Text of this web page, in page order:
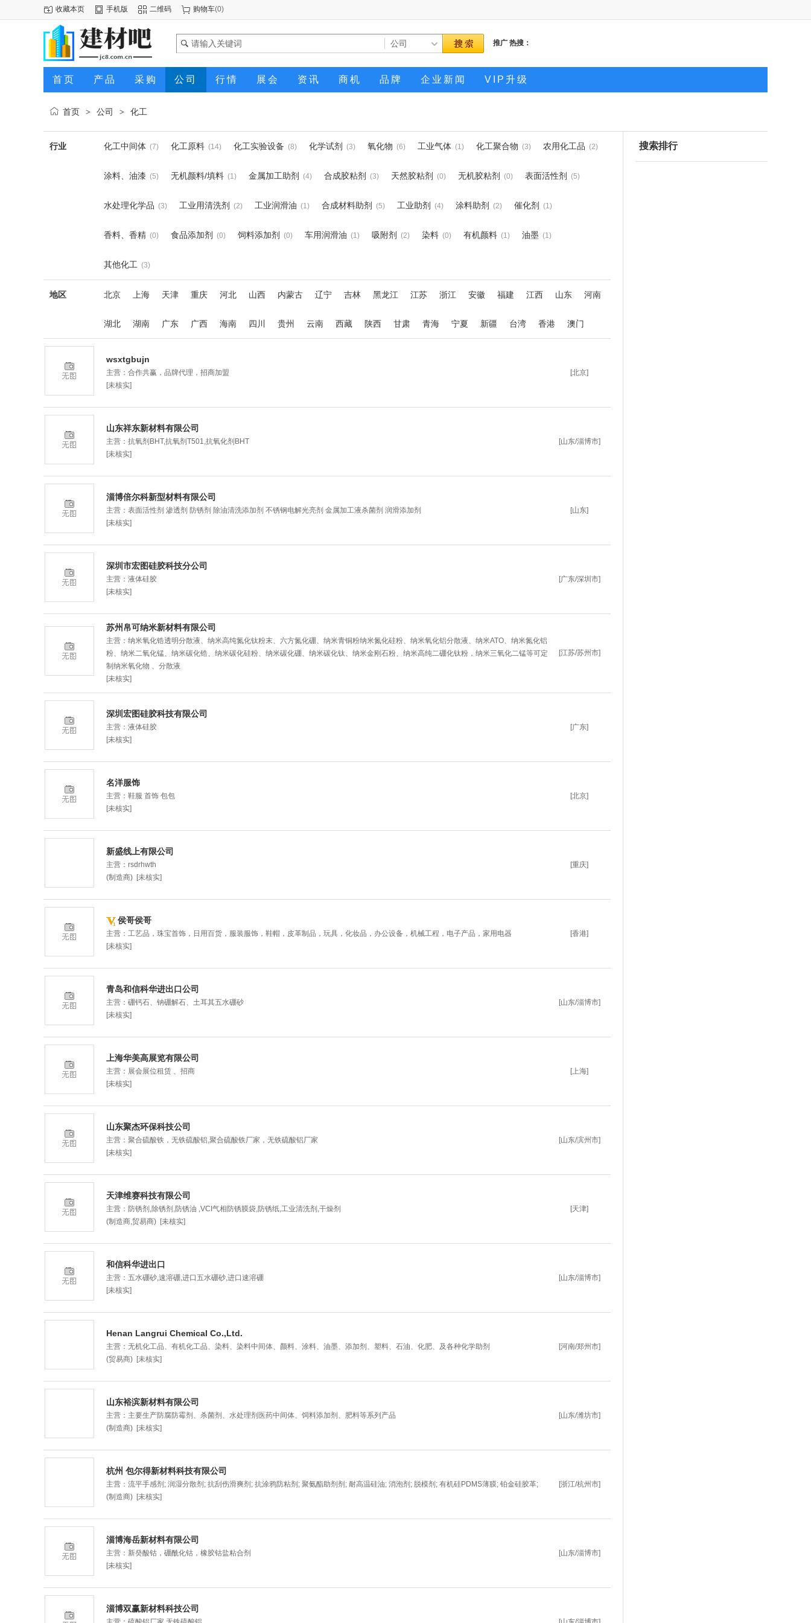
收藏本页 手机版 二维码 购物车(0)
推广 热搜：
首页 产品 采购 公司 行情 展会 资讯 商机 品牌 企业新闻 VIP升级
首页 > 公司 > 化工
行业 化工中间体 (7) 化工原料 (14) 化工实验设备 (8) 化学试剂 (3) 氧化物 (6) 工业气体 (1) 化工聚合物 (3) 农用化工品 (2)
涂料、油漆 (5) 无机颜料/填料 (1) 金属加工助剂 (4) 合成胶粘剂 (3) 天然胶粘剂 (0) 无机胶粘剂 (0) 表面活性剂 (5)
水处理化学品 (3) 工业用清洗剂 (2) 工业润滑油 (1) 合成材料助剂 (5) 工业助剂 (4) 涂料助剂 (2) 催化剂 (1)
香料、香精 (0) 食品添加剂 (0) 饲料添加剂 (0) 车用润滑油 (1) 吸附剂 (2) 染料 (0) 有机颜料 (1) 油墨 (1)
其他化工 (3)
地区 北京 上海 天津 重庆 河北 山西 内蒙古 辽宁 吉林 黑龙江 江苏 浙江 安徽 福建 江西 山东 河南
湖北 湖南 广东 广西 海南 四川 贵州 云南 西藏 陕西 甘肃 青海 宁夏 新疆 台湾 香港 澳门
wsxtgbujn
主营：合作共赢，品牌代理，招商加盟
[未核实]
[北京]
山东祥东新材料有限公司
主营：抗氧剂BHT,抗氧剂T501,抗氧化剂BHT
[未核实]
[山东/淄博市]
淄博倍尔科新型材料有限公司
主营：表面活性剂 渗透剂 防锈剂 除油清洗添加剂 不锈钢电解光亮剂 金属加工液杀菌剂 润滑添加剂
[未核实]
[山东]
深圳市宏图硅胶科技分公司
主营：液体硅胶
[未核实]
[广东/深圳市]
苏州帛可纳米新材料有限公司
主营：纳米氧化锆透明分散液、纳米高纯氮化钛粉末、六方氮化硼、纳米青铜粉纳米氮化硅粉、纳米氧化铝分散液、纳米ATO、纳米氮化铝
粉、纳米二氧化锰、纳米碳化锆、纳米碳化硅粉、纳米碳化硼、纳米碳化钛、纳米金刚石粉、纳米高纯二硼化钛粉，纳米三氧化二锰等可定
制纳米氧化物 、分散液
[未核实]
[江苏/苏州市]
深圳宏图硅胶科技有限公司
主营：液体硅胶
[未核实]
[广东]
名洋服饰
主营：鞋服 首饰 包包
[未核实]
[北京]
新盛线上有限公司
主营：rsdrhwth
(制造商) [未核实]
[重庆]
侯哥侯哥
主营：工艺品，珠宝首饰，日用百货，服装服饰，鞋帽，皮革制品，玩具，化妆品，办公设备，机械工程，电子产品，家用电器
[未核实]
[香港]
青岛和信科华进出口公司
主营：硼钙石、钠硼解石、土耳其五水硼砂
[未核实]
[山东/淄博市]
上海华美高展览有限公司
主营：展会展位租赁 、招商
[未核实]
[上海]
山东聚杰环保科技公司
主营：聚合硫酸铁，无铁硫酸铝,聚合硫酸铁厂家，无铁硫酸铝厂家
[未核实]
[山东/滨州市]
天津维赛科技有限公司
主营：防锈剂,除锈剂,防锈油 ,VCI气相防锈膜袋,防锈纸,工业清洗剂,干燥剂
(制造商,贸易商) [未核实]
[天津]
和信科华进出口
主营：五水硼砂,速溶硼,进口五水硼砂,进口速溶硼
[未核实]
[山东/淄博市]
Henan Langrui Chemical Co.,Ltd.
主营：无机化工品、有机化工品、染料、染料中间体、颜料、涂料、油墨、添加剂、塑料、石油、化肥、及各种化学助剂
(贸易商) [未核实]
[河南/郑州市]
山东裕滨新材料有限公司
主营：主要生产防腐防霉剂、杀菌剂、水处理剂医药中间体、饲料添加剂、肥料等系列产品
(制造商) [未核实]
[山东/潍坊市]
杭州 包尔得新材料科技有限公司
主营：流平手感剂; 润湿分散剂; 抗刮伤滑爽剂; 抗涂鸦防粘剂; 聚氨酯助剂剂; 耐高温硅油; 消泡剂; 脱模剂; 有机硅PDMS薄膜; 铂金硅胶革;
(制造商) [未核实]
[浙江/杭州市]
淄博海岳新材料有限公司
主营：新癸酸钴，硼酰化钴，橡胶钴盐粘合剂
[未核实]
[山东/淄博市]
淄博双赢新材料科技公司
搜索排行